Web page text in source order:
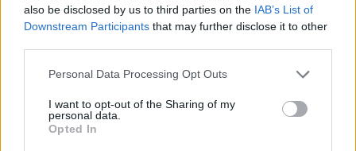
also be disclosed by us to third parties on the IAB’s List of
Downstream Participants that may further disclose it to other
Personal Data Processing Opt Outs
I want to opt-out of the Sharing of my
personal data.
Opted In